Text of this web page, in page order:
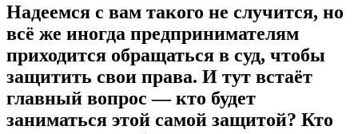
Надеемся с вам такого не случится, но
всё же иногда предпринимателям
приходится обращаться в суд, чтобы
защитить свои права. И тут встаёт
главный вопрос — кто будет
заниматься этой самой защитой? Кто